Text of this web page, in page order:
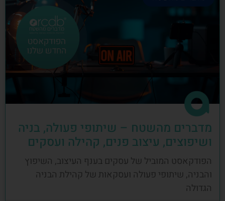
מדברים מהשטח – שיתופי פעולה, בניה
ושיפוצים, עיצוב פנים, קהילה ועסקים
הפודקאסט המוביל של עסקים בענף העיצוב, השיפוץ
והבניה, שיתופי פעולה ועסקאות של קהילת הבניה
הגדולה